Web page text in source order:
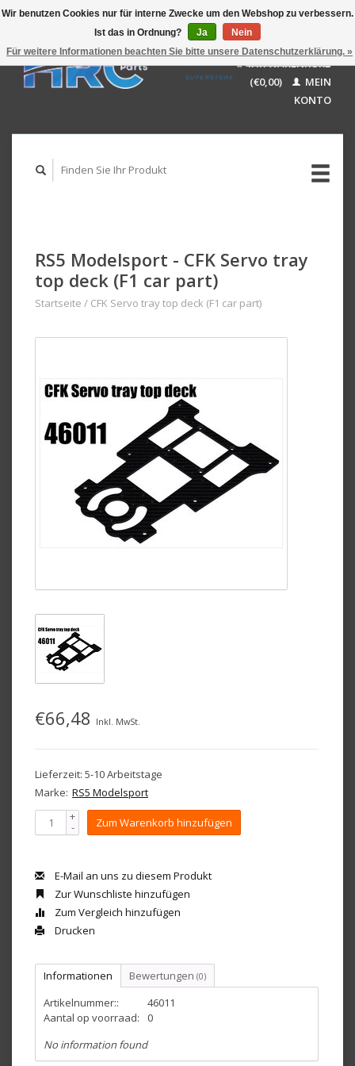
GBP
USD
AUD
Deutsch
English
IHR WARENKORB
(€0,00)
MEIN
KONTO
RS5 Modelsport - CFK Servo tray
top deck (F1 car part)
Startseite / CFK Servo tray top deck (F1 car part)
€66,48 Inkl. MwSt.
Lieferzeit: 5-10 Arbeitstage
Marke: RS5 Modelsport
+
- Zum Warenkorb hinzufügen
E-Mail an uns zu diesem Produkt
Zur Wunschliste hinzufügen
Zum Vergleich hinzufügen
Drucken
Informationen Bewertungen (0)
Artikelnummer::
46011
Aantal op voorraad:
0
No information found
Wir benutzen Cookies nur für interne Zwecke um den Webshop zu verbessern.
Ist das in Ordnung?
Ja
Nein
Für weitere Informationen beachten Sie bitte unsere Datenschutzerklärung. »